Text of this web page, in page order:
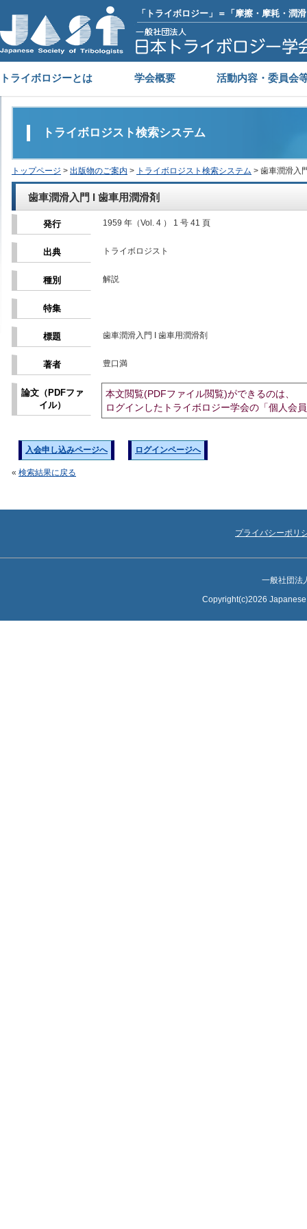
「トライボロジー」＝「摩擦・摩耗・潤
トライボロジーとは 学会概要 活動内容・委員会
トライボロジスト検索システム
トップページ > 出版物のご案内 > トライボロジスト検索システム > 歯車潤滑入
歯車潤滑入門 I 歯車用潤滑剤
発行 1959 年（Vol. 4 ） 1 号 41 頁
出典 トライボロジスト
種別 解説
特集
標題 歯車潤滑入門 I 歯車用潤滑剤
著者 豊口満
論文（PDFファ
イル）
本文閲覧(PDFファイル閲覧)ができるのは、
ログインしたトライボロジー学会の「個人会
入会申し込みページへ ログインページへ
« 検索結果に戻る
プライバシーポリ
一般社団法
Copyright(c)2026